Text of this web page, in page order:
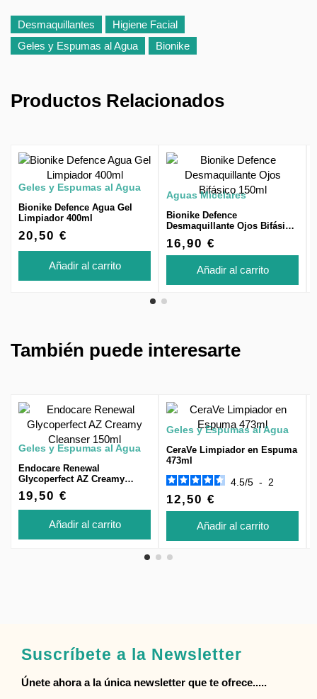
Desmaquillantes
Higiene Facial
Geles y Espumas al Agua
Bionike
Productos Relacionados
Geles y Espumas al Agua
Bionike Defence Agua Gel
Limpiador 400ml
20,50 €
Añadir al carrito
Aguas Micelares
Bionike Defence
Desmaquillante Ojos Bifásico
16,90 €
Añadir al carrito
También puede interesarte
Geles y Espumas al Agua
Endocare Renewal
Glycoperfect AZ Creamy
Cleanser 150ml
19,50 €
Añadir al carrito
Geles y Espumas al Agua
CeraVe Limpiador en Espuma
473ml
4.5/5 - 2
12,50 €
Añadir al carrito
Suscríbete a la Newsletter
Únete ahora a la única newsletter que te ofrece.....